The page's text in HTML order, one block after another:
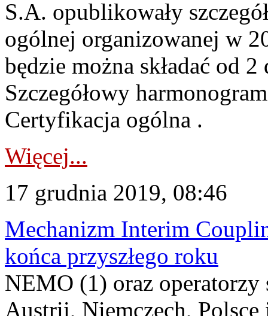
S.A. opublikowały
ogólnej organizowanej w
będzie można składać od
Szczegółowy
Certyfikacja ogólna .
Więcej...
17 grudnia 2019, 08:46
Mechanizm Interim
końca przyszłego roku
NEMO (1) oraz operatorzy
Austrii, Niemczech,